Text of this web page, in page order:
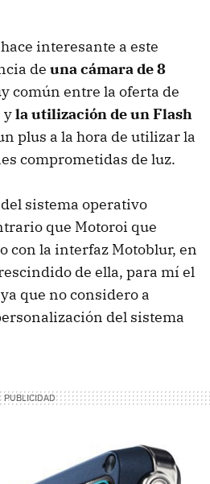
interesante a este
de una cámara de 8
común entre la oferta de
yla utilización de un Flash
plus a la hora de utilizar la
comprometidas de luz.
sistema operativo
que Motoroi que
con la interfaz Motoblur, en
de ella, para mí el
que no considero a
del sistema